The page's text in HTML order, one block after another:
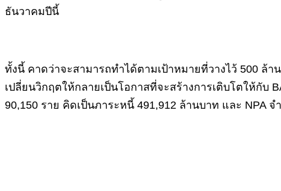
ธันวาคมปีนี้
ทั้งนี้ คาดว่าจะสามารถทำได้ตามเป้าหมายที่วางไว้ 500 ล้
เปลี่ยนวิกฤตให้กลายเป็นโอกาสที่จะสร้างการเติบโตให้กับ
90,150 ราย คิดเป็นภาระหนี้ 491,912 ล้านบาท และ NPA